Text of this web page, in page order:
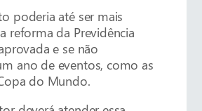
poderia até ser mais
reforma da Previdência
e se não
ano de eventos, como as
do Mundo.